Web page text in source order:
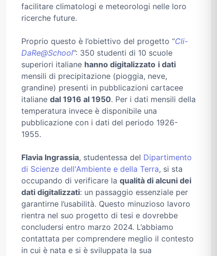
facilitare climatologi e meteorologi nelle loro
ricerche future.
Proprio questo è l’obiettivo del progetto “Cli-
DaRe@School”: 350 studenti di 10 scuole
superiori italiane hanno digitalizzato i dati
mensili di precipitazione (pioggia, neve,
grandine) presenti in pubblicazioni cartacee
italiane dal 1916 al 1950. Per i dati mensili della
temperatura invece è disponibile una
pubblicazione con i dati del periodo 1926-
1955.
Flavia Ingrassia, studentessa del Dipartimento
di Scienze dell'Ambiente e della Terra, si sta
occupando di verificare la qualità di alcuni dei
dati digitalizzati: un passaggio essenziale per
garantirne l’usabilità. Questo minuzioso lavoro
rientra nel suo progetto di tesi e dovrebbe
concludersi entro marzo 2024. L’abbiamo
contattata per comprendere meglio il contesto
in cui è nata e si è sviluppata la sua